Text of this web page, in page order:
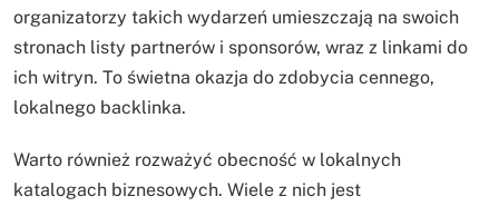
organizatorzy takich wydarzeń umieszczają na swoich
stronach listy partnerów i sponsorów, wraz z linkami do
ich witryn. To świetna okazja do zdobycia cennego,
lokalnego backlinka.
Warto również rozważyć obecność w lokalnych
katalogach biznesowych. Wiele z nich jest